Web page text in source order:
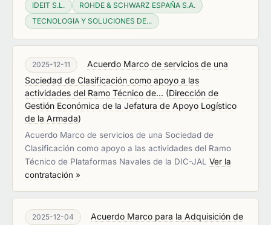
IDEIT S.L.
ROHDE & SCHWARZ ESPAÑA S.A.
TECNOLOGIA Y SOLUCIONES DE...
2025-12-11
Acuerdo Marco de servicios de una
Sociedad de Clasificación como apoyo a las
actividades del Ramo Técnico de... (Dirección de
Gestión Económica de la Jefatura de Apoyo Logístico
de la Armada)
Acuerdo Marco de servicios de una Sociedad de
Clasificación como apoyo a las actividades del Ramo
Técnico de Plataformas Navales de la DIC-JAL Ver la
contratación »
2025-12-04
Acuerdo Marco para la Adquisición de